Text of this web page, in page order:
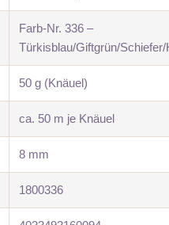
Farb-Nr. 336 –
Türkisblau/Giftgrün/Schiefer/
50 g (Knäuel)
ca. 50 m je Knäuel
8 mm
1800336